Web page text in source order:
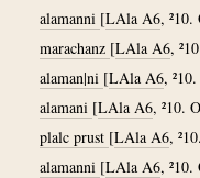
alamanni [LAla A6,
marachanz [LAla A6,
alaman|ni [LAla A6,
alamani [LAla A6, ²10.
plalc prust [LAla A6,
alamanni [LAla A6,